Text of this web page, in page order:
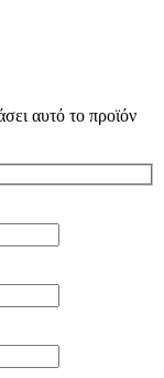
αυτό το προϊόν